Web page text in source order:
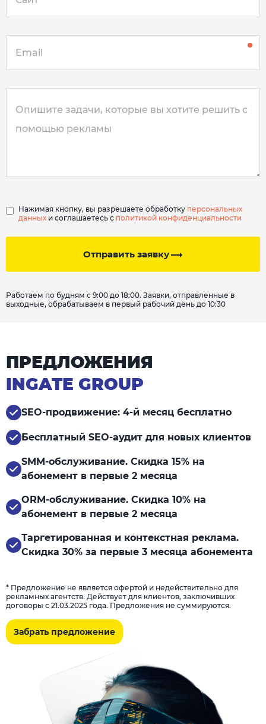
Отправить заявку
Нажимая кнопку, вы разрешаете обработку персональных
данных и соглашаетесь с политикой конфиденциальности
Работаем по будням с 9:00 до 18:00. Заявки, отправленные в
выходные, обрабатываем в первый рабочий день до 10:30
ПРЕДЛОЖЕНИЯ
INGATE GROUP
SEO-продвижение: 4-й месяц бесплатно
Бесплатный SEO-аудит для новых клиентов
SMM-обслуживание. Скидка 15% на
абонемент в первые 2 месяца
ORM-обслуживание. Скидка 10% на
абонемент в первые 2 месяца
Таргетированная и контекстная реклама.
Скидка 30% за первые 3 месяца абонемента
* Предложение не является офертой и недействительно для
рекламных агентств. Действует для клиентов, заключивших
договоры с 21.03.2025 года. Предложения не суммируются.
Забрать предложение